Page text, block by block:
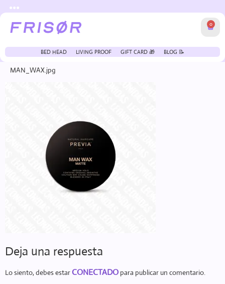
●●●
0
BED HEAD LIVING PROOF GIFT CARD 🎁 BLOG 📝
MAN_WAX.jpg
Deja una respuesta
Lo siento, debes estarCONECTADO para publicar un comentario.